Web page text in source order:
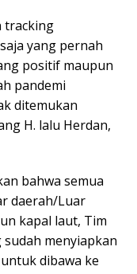
tracking
yang pernah
positif maupun
pandemi
ditemukan
H. lalu Herdan,
bahwa semua
daerah/Luar
kapal laut, Tim
menyiapkan
dibawa ke